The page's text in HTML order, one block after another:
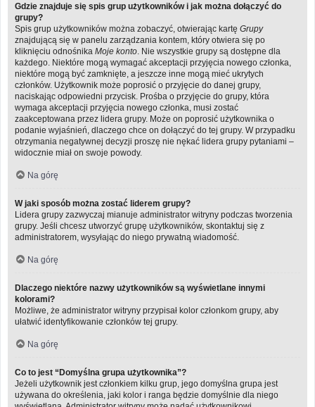
Gdzie znajduje się spis grup użytkowników i jak można dołączyć do
grupy?
Spis grup użytkowników można zobaczyć, otwierając kartę Grupy
znajdującą się w panelu zarządzania kontem, który otwiera się po
kliknięciu odnośnika Moje konto . Nie wszystkie grupy są dostępne dla
każdego. Niektóre mogą wymagać akceptacji przyjęcia nowego członka,
niektóre mogą być zamknięte, a jeszcze inne mogą mieć ukrytych
członków. Użytkownik może poprosić o przyjęcie do danej grupy,
naciskając odpowiedni przycisk. Prośba o przyjęcie do grupy, która
wymaga akceptacji przyjęcia nowego członka, musi zostać
zaakceptowana przez lidera grupy. Może on poprosić użytkownika o
podanie wyjaśnień, dlaczego chce on dołączyć do tej grupy. W przypadku
otrzymania negatywnej decyzji proszę nie nękać lidera grupy pytaniami –
widocznie miał on swoje powody.
Na górę
W jaki sposób można zostać liderem grupy?
Lidera grupy zazwyczaj mianuje administrator witryny podczas tworzenia
grupy. Jeśli chcesz utworzyć grupę użytkowników, skontaktuj się z
administratorem, wysyłając do niego prywatną wiadomość.
Na górę
Dlaczego niektóre nazwy użytkowników są wyświetlane innymi
kolorami?
Możliwe, że administrator witryny przypisał kolor członkom grupy, aby
ułatwić identyfikowanie członków tej grupy.
Na górę
Co to jest “Domyślna grupa użytkownika”?
Jeżeli użytkownik jest członkiem kilku grup, jego domyślna grupa jest
używana do określenia, jaki kolor i ranga będzie domyślnie dla niego